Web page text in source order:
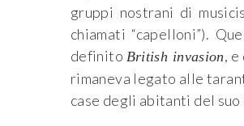
gruppi nostrani di
chiamati “capelloni”).
definito British invasion,
rimaneva legato alle
case degli abitanti del